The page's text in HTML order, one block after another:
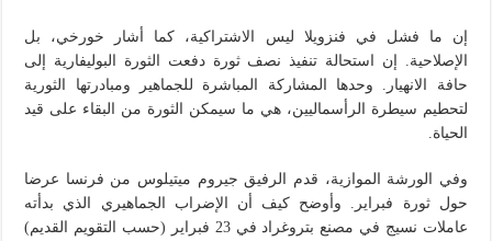
إن ما فشل في فنزويلا ليس الاشتراكية، كما أشار خورخي، بل
الإصلاحية. إن استحالة تنفيذ نصف ثورة دفعت الثورة البوليفارية إلى
حافة الانهيار. وحدها المشاركة المباشرة للجماهير ومبادرتها الثورية
لتحطيم سيطرة الرأسماليين، هي ما سيمكن الثورة من البقاء على قيد
الحياة.
وفي الورشة الموازية، قدم الرفيق جيروم ميتيلوس من فرنسا عرضا
حول ثورة فبراير. وأوضح كيف أن الإضراب الجماهيري الذي بدأته
عاملات نسيج في مصنع بتروغراد في 23 فبراير (حسب التقويم القديم)